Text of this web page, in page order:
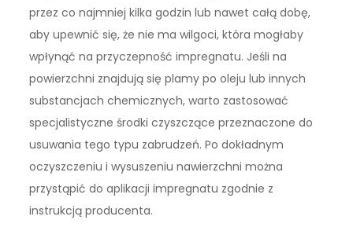
przez co najmniej kilka godzin lub nawet całą dobę,
aby upewnić się, że nie ma wilgoci, która mogłaby
wpłynąć na przyczepność impregnatu. Jeśli na
powierzchni znajdują się plamy po oleju lub innych
substancjach chemicznych, warto zastosować
specjalistyczne środki czyszczące przeznaczone do
usuwania tego typu zabrudzeń. Po dokładnym
oczyszczeniu i wysuszeniu nawierzchni można
przystąpić do aplikacji impregnatu zgodnie z
instrukcją producenta.